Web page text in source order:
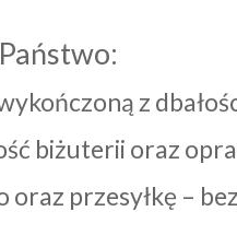
z
biżuterii oraz
przesyłkę –